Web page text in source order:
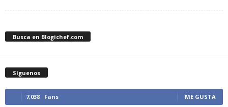
Busca en Blogichef.com
Síguenos
7,038 Fans ME GUSTA